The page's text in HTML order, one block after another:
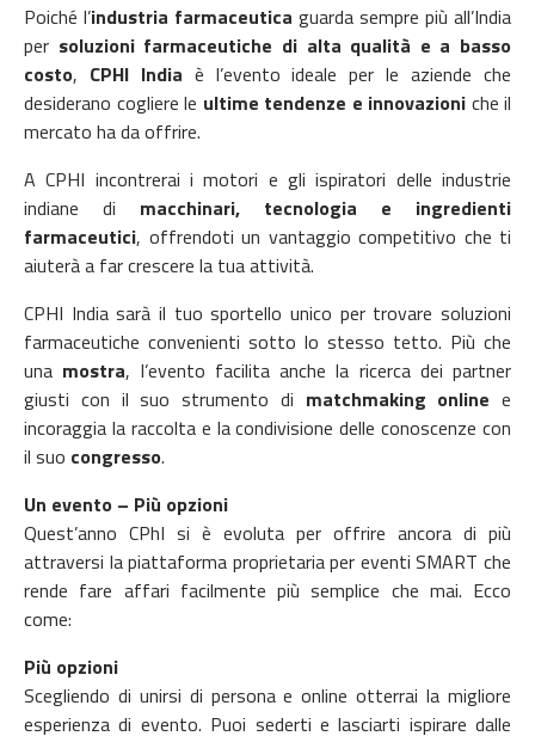
Poiché l’industria farmaceutica guarda sempre più all’India
per soluzioni farmaceutiche di alta qualità e a basso
costo, CPHI India è l’evento ideale per le aziende che
desiderano cogliere le ultime tendenze e innovazioni che il
mercato ha da offrire.
A CPHI incontrerai i motori e gli ispiratori delle industrie
indiane di macchinari, tecnologia e ingredienti
farmaceutici, offrendoti un vantaggio competitivo che ti
aiuterà a far crescere la tua attività.
CPHI India sarà il tuo sportello unico per trovare soluzioni
farmaceutiche convenienti sotto lo stesso tetto. Più che
una mostra, l’evento facilita anche la ricerca dei partner
giusti con il suo strumento di matchmaking online e
incoraggia la raccolta e la condivisione delle conoscenze con
il suo congresso.
Un evento – Più opzioni
Quest’anno CPhI si è evoluta per offrire ancora di più
attraversi la piattaforma proprietaria per eventi SMART che
rende fare affari facilmente più semplice che mai. Ecco
come:
Più opzioni
Scegliendo di unirsi di persona e online otterrai la migliore
esperienza di evento. Puoi sederti e lasciarti ispirare dalle